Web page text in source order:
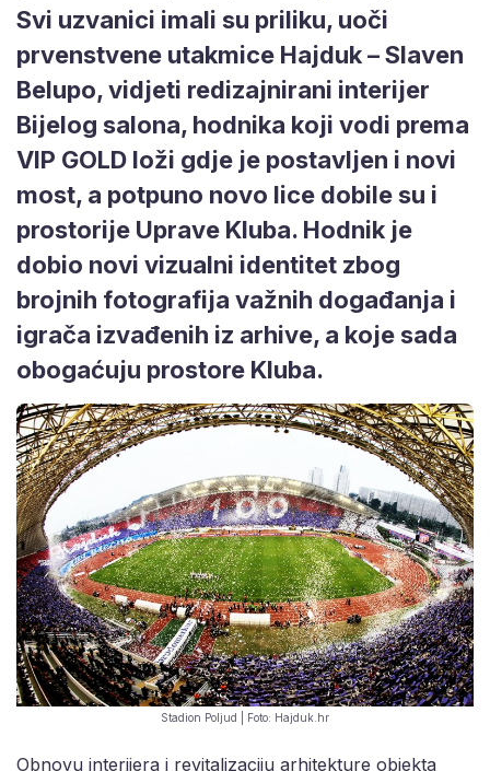
Svi uzvanici imali su priliku, uoči
prvenstvene utakmice Hajduk – Slaven
Belupo, vidjeti redizajnirani interijer
Bijelog salona, hodnika koji vodi prema
VIP GOLD loži gdje je postavljen i novi
most, a potpuno novo lice dobile su i
prostorije Uprave Kluba. Hodnik je
dobio novi vizualni identitet zbog
brojnih fotografija važnih događanja i
igrača izvađenih iz arhive, a koje sada
obogaćuju prostore Kluba.
Stadion Poljud | Foto: Hajduk.hr
Obnovu interijera i revitalizaciju arhitekture objekta